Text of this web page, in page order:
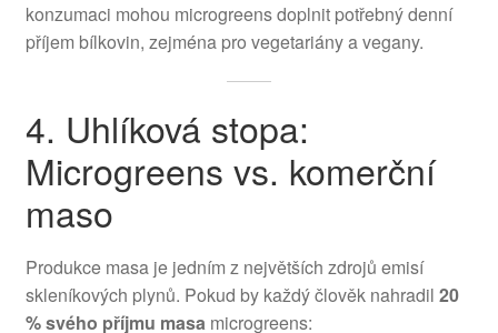
konzumaci mohou microgreens doplnit potřebný denní
příjem bílkovin, zejména pro vegetariány a vegany.
4. Uhlíková stopa:
Microgreens vs. komerční
maso
Produkce masa je jedním z největších zdrojů emisí
skleníkových plynů. Pokud by každý člověk nahradil 20
% svého příjmu masa microgreens: